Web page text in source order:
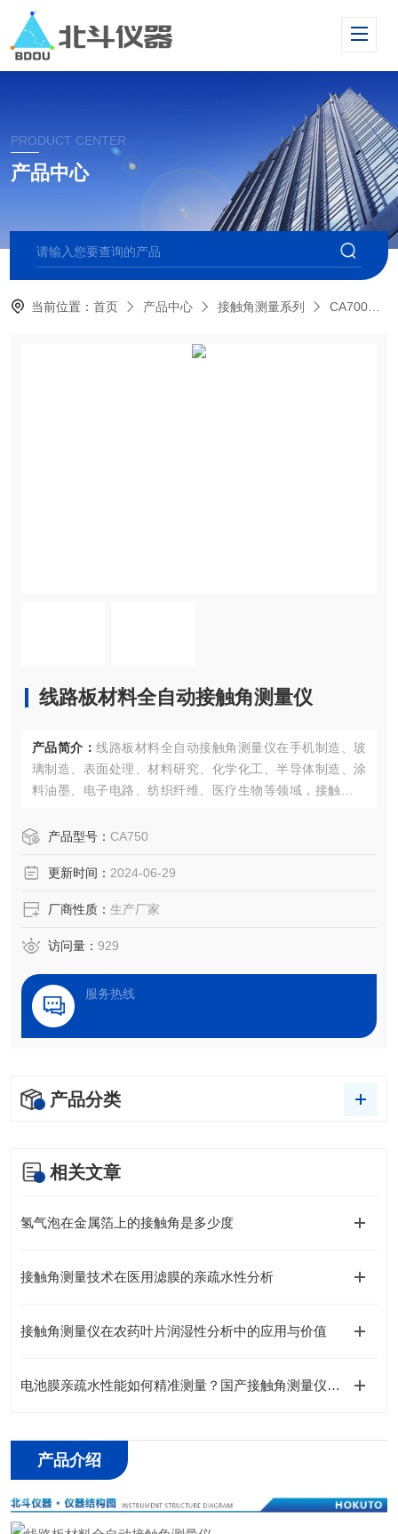
PRODUCT CENTER
产品中心
当前位置：首页 产品中心 接触角测量系列 CA700全自动多点光学接触角测量仪
线路板材料全自动接触角测量仪
产品简介： 线路板材料全自动接触角测量仪在手机制造、玻
璃制造、表面处理、材料研究、化学化工、半导体制造、涂
料油墨、电子电路、纺织纤维、医疗生物等领域，接触角测
产品型号： CA750
更新时间： 2024-06-29
厂商性质： 生产厂家
访问量： 929
服务热线
产品分类
相关文章
氢气泡在金属箔上的接触角是多少度
接触角测量技术在医用滤膜的亲疏水性分析
接触角测量仪在农药叶片润湿性分析中的应用与价值
电池膜亲疏水性能如何精准测量？国产接触角测量仪厂家北斗仪器专业解读
产品介绍